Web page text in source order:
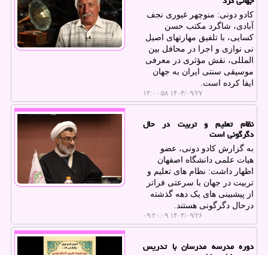
کادو دونی: منوچهر غیوری نجف
آبادی، شاگرد مکتب حسن
کسایی، با تلفیق مهارتهای اصیل
نی نوازی و اجرا در محافل بین
المللی، نقش مؤثری در معرفی
موسیقی سنتی ایران به جهان
ایفا کرده است.
۱۴۰۴/۰۹/۲۷ ۱۲:۰۰:۵۸
نظام تعلیم و تربیت در حال
دگرگونی است
به گزارش کادو دونی، عضو
هیات علمی دانشگاه اصفهان
اظهار داشت: نظام های تعلیم و
تربیت در جهان با سرعتی فراتر
از پیشبینی های یک دهه گذشته
درحال دگرگونی هستند.
۱۴۰۴/۰۹/۲۶ ۰۹:۲۰:۰۹
دوره مدرسه مدرسان با تدریس